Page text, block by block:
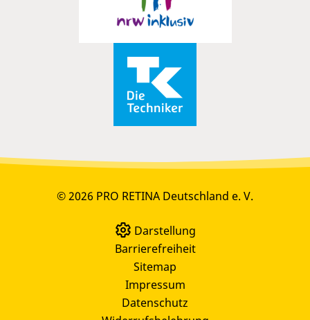
© 2026 PRO RETINA Deutschland e. V.
Darstellung
Barrierefreiheit
Sitemap
Impressum
Datenschutz